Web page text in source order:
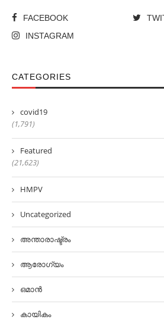
FACEBOOK
INSTAGRAM
CATEGORIES
covid19
(1,791)
Featured
(21,623)
HMPV
Uncategorized
അന്താരാഷ്ട്രം
ആരോഗ്യം
ഒമാൻ
കായികം